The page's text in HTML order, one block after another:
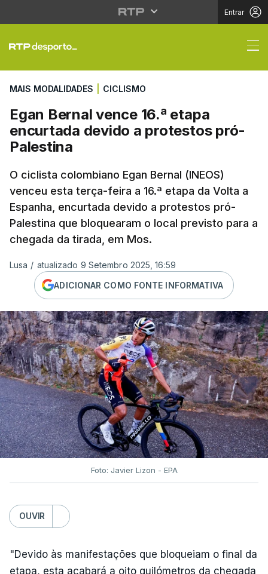
Entrar
Egan Bernal vence
MAIS MODALIDADES CICLISMO
Egan Bernal vence 16.ª etapa
encurtada devido a protestos pró-
Palestina
O ciclista colombiano Egan Bernal (INEOS)
venceu esta terça-feira a 16.ª etapa da Volta a
Espanha, encurtada devido a protestos pró-
Palestina que bloquearam o local previsto para a
chegada da tirada, em Mos.
Lusa / atualizado 9 Setembro 2025, 16:59
ADICIONAR COMO FONTE INFORMATIVA
Foto: Javier Lizon - EPA
OUVIR
"Devido às manifestações que bloqueiam o final da
etapa, esta acabará a oito quilómetros da chegada